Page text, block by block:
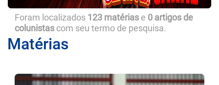
Foram localizados 123 matérias e 0 artigos de
colunistas com seu termo de pesquisa.
Matérias